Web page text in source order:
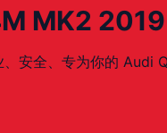
MK2
、安全、专为你的